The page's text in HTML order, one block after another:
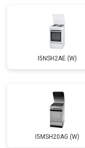
I5NSH2AE (W)
I5MSH20AG (W)